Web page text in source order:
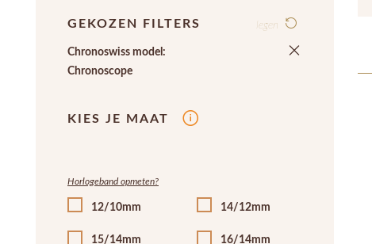
GEKOZEN FILTERS legen
Chronoswiss model:
Chronoscope
KIES JE MAAT
Horlogeband opmeten?
12/10mm 14/12mm
15/14mm 16/14mm